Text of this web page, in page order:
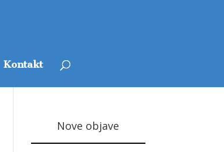
Kontakt
Nove objave